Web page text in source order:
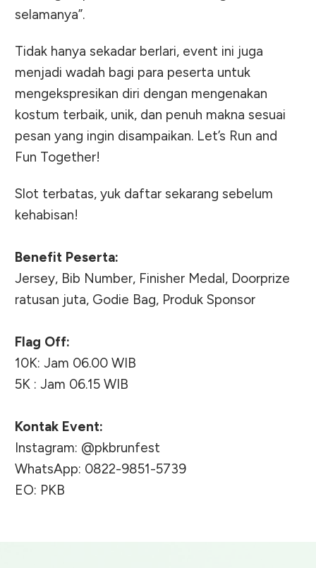
selamanya”.
Tidak hanya sekadar berlari, event ini juga
menjadi wadah bagi para peserta untuk
mengekspresikan diri dengan mengenakan
kostum terbaik, unik, dan penuh makna sesuai
pesan yang ingin disampaikan. Let’s Run and
Fun Together!
Slot terbatas, yuk daftar sekarang sebelum
kehabisan!
Benefit Peserta:
Jersey, Bib Number, Finisher Medal, Doorprize
ratusan juta, Godie Bag, Produk Sponsor
Flag Off:
10K: Jam 06.00 WIB
5K : Jam 06.15 WIB
Kontak Event:
Instagram: @pkbrunfest
WhatsApp: 0822-9851-5739
EO: PKB